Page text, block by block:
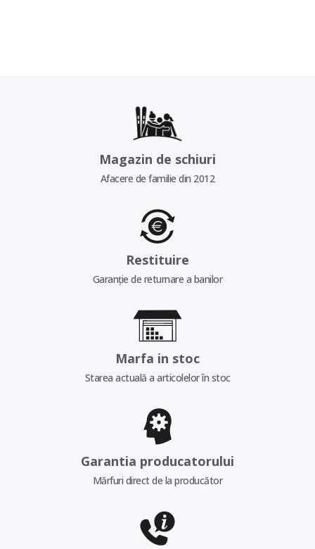
Magazin de schiuri
Afacere de familie din 2012
Restituire
Garanție de returnare a banilor
Marfa in stoc
Starea actuală a articolelor în stoc
Garantia producatorului
Mărfuri direct de la producător